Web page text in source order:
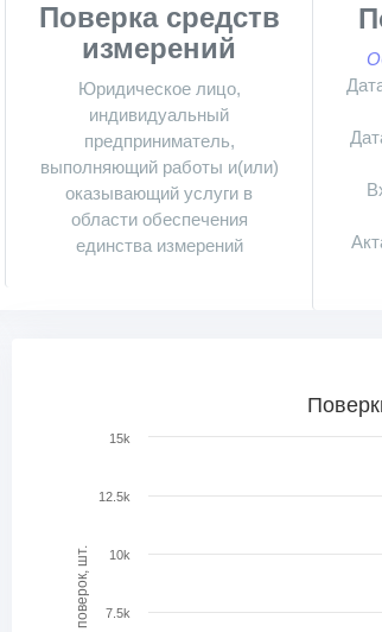
Поверка средств
измерений
Юридическое лицо,
индивидуальный
предприниматель,
выполняющий работы и(или)
оказывающий услуги в
области обеспечения
единства измерений
Bar chart with 73 bars.
The chart has 1 X axis displaying
7.5k
10k
12.5k
15k